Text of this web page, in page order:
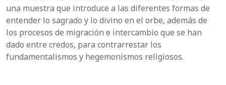
una muestra que introduce a las diferentes formas de
entender lo sagrado y lo divino en el orbe, además de
los procesos de migración e intercambio que se han
dado entre credos, para contrarrestar los
fundamentalismos y hegemonismos religiosos.